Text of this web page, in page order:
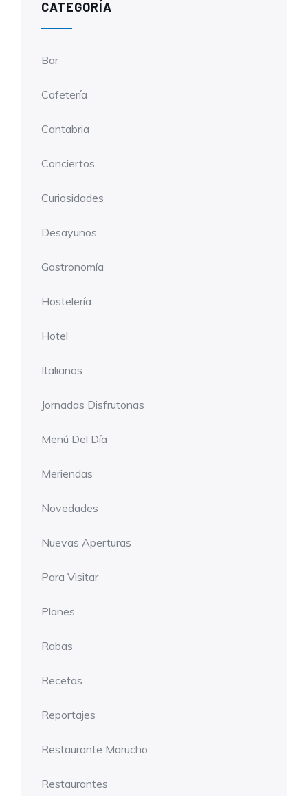
CATEGORÍA
Bar
Cafetería
Cantabria
Conciertos
Curiosidades
Desayunos
Gastronomía
Hostelería
Hotel
Italianos
Jornadas Disfrutonas
Menú Del Día
Meriendas
Novedades
Nuevas Aperturas
Para Visitar
Planes
Rabas
Recetas
Reportajes
Restaurante Marucho
Restaurantes